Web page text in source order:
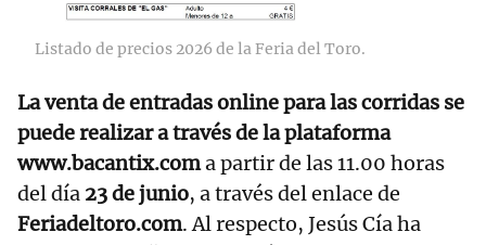
Listado de precios 2026 de la Feria del Toro.
La venta de entradas online para las corridas se
puede realizar a través de la plataforma
www.bacantix.coma partir de las 11.00 horas
del día 23 de junio, a través del enlace de
Feriadeltoro.com. Al respecto, Jesús Cía ha